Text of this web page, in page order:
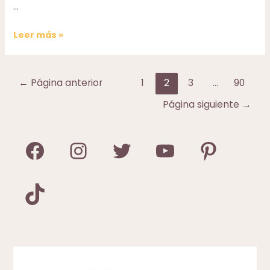
…
Cataratas
Canadá)
Leer más »
Paginación
← Página anterior 1 2 3 …
90
Página siguiente →
Facebook Instagram Twitter YouTube
Pinterest
TikTok